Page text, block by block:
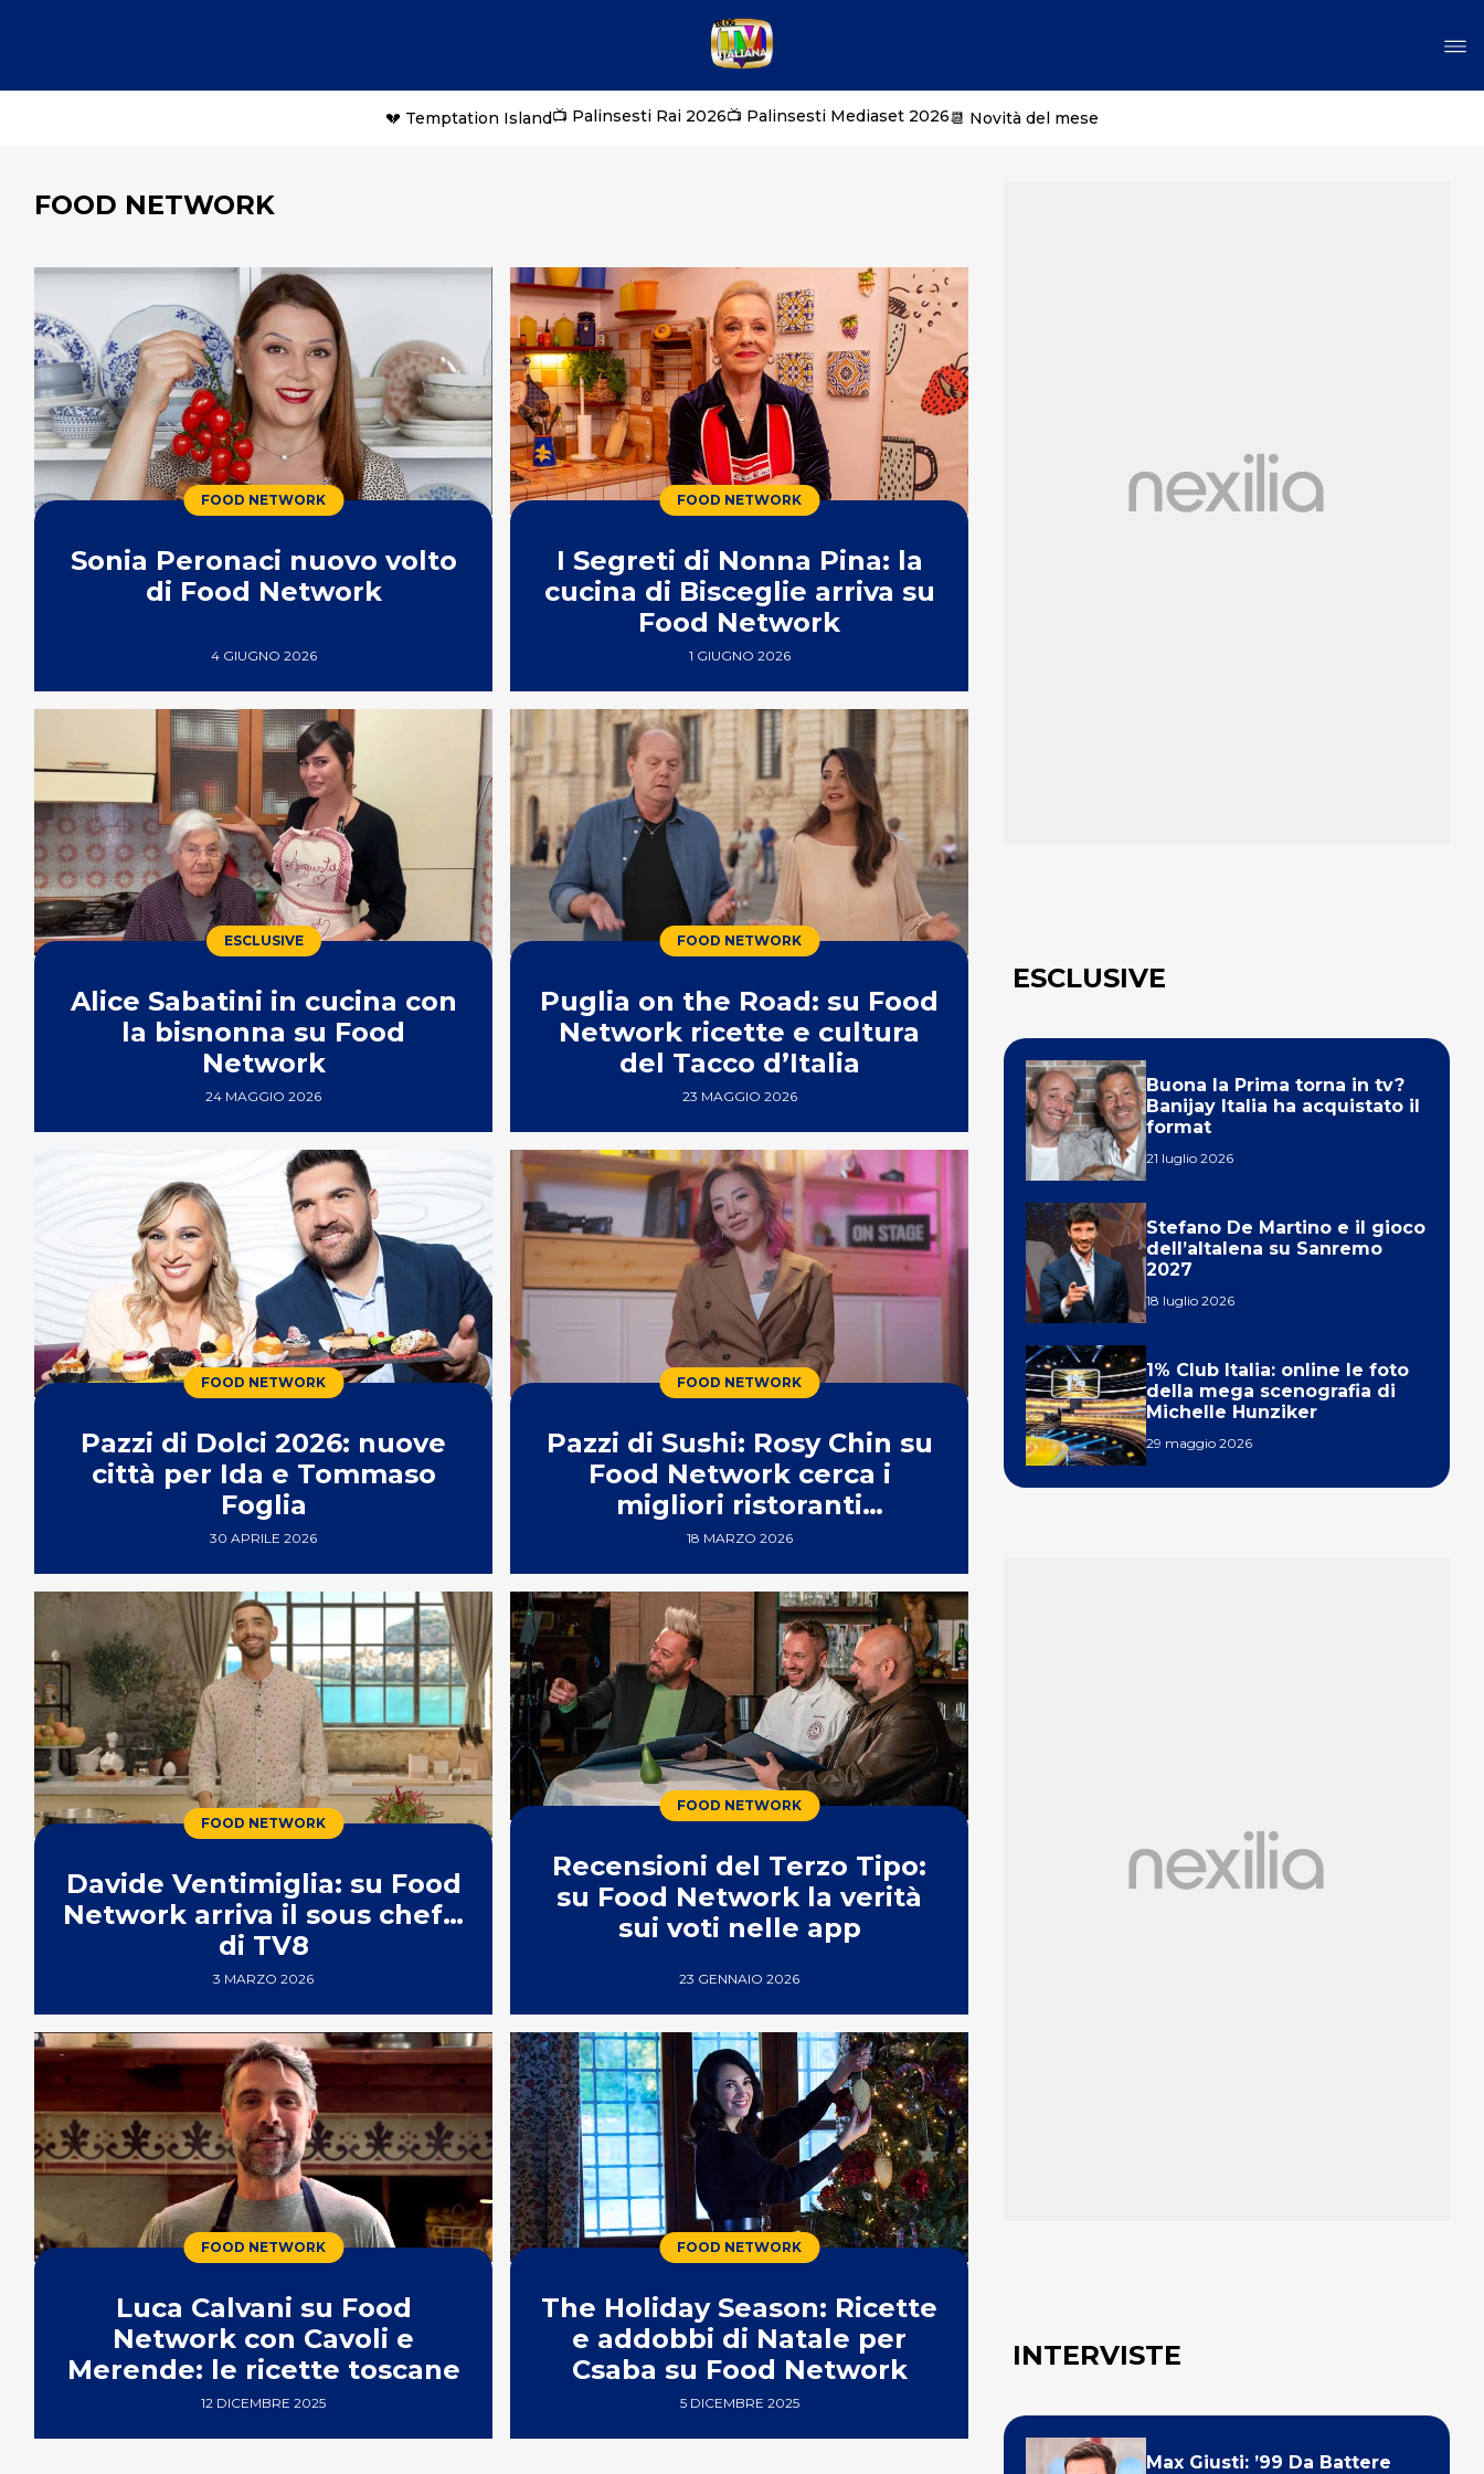
💔 Temptation Island📺 Palinsesti Rai 2026📺 Palinsesti Mediaset 2026📆 Novità del mese
FOOD NETWORK
FOOD NETWORK
Sonia Peronaci nuovo volto
di Food Network
4 GIUGNO 2026
FOOD NETWORK
I Segreti di Nonna Pina: la
cucina di Bisceglie arriva su
Food Network
1 GIUGNO 2026
ESCLUSIVE
Alice Sabatini in cucina con
la bisnonna su Food
Network
24 MAGGIO 2026
FOOD NETWORK
Puglia on the Road: su Food
Network ricette e cultura
del Tacco d’Italia
23 MAGGIO 2026
FOOD NETWORK
Pazzi di Dolci 2026: nuove
città per Ida e Tommaso
Foglia
30 APRILE 2026
FOOD NETWORK
Pazzi di Sushi: Rosy Chin su
Food Network cerca i
migliori ristoranti
giapponesi
18 MARZO 2026
FOOD NETWORK
Davide Ventimiglia: su Food
Network arriva il sous chef…
di TV8
3 MARZO 2026
FOOD NETWORK
Recensioni del Terzo Tipo:
su Food Network la verità
sui voti nelle app
23 GENNAIO 2026
FOOD NETWORK
Luca Calvani su Food
Network con Cavoli e
Merende: le ricette toscane
12 DICEMBRE 2025
FOOD NETWORK
The Holiday Season: Ricette
e addobbi di Natale per
Csaba su Food Network
5 DICEMBRE 2025
ESCLUSIVE
Buona la Prima torna in tv?
Banijay Italia ha acquistato il
format
21 luglio 2026
Stefano De Martino e il gioco
dell’altalena su Sanremo
2027
18 luglio 2026
1% Club Italia: online le foto
della mega scenografia di
Michelle Hunziker
29 maggio 2026
INTERVISTE
Max Giusti: ’99 Da Battere